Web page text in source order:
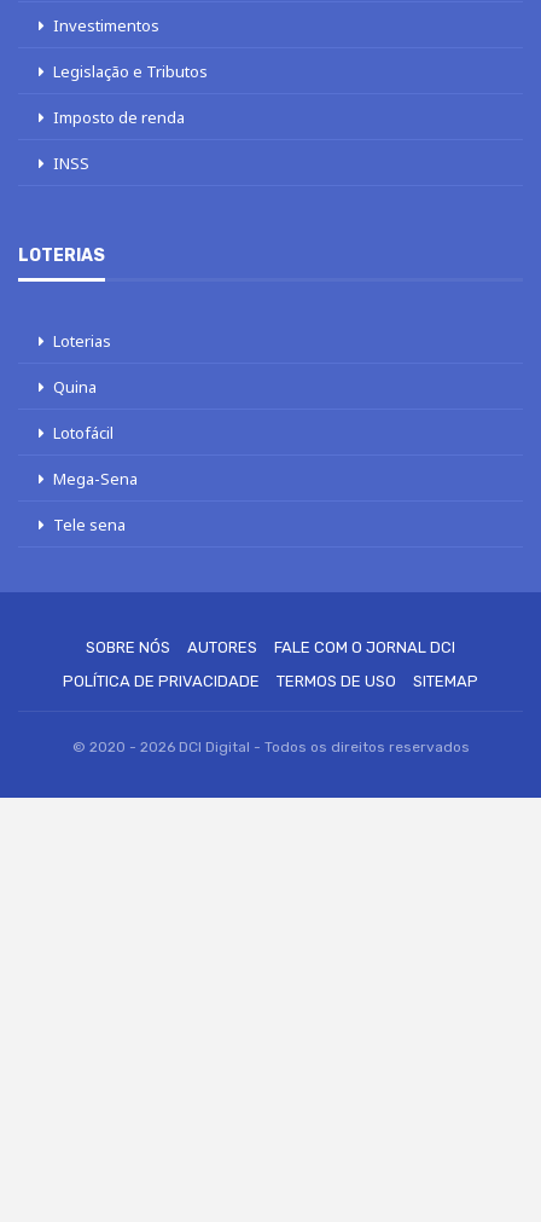
Investimentos
Legislação e Tributos
Imposto de renda
INSS
LOTERIAS
Loterias
Quina
Lotofácil
Mega-Sena
Tele sena
SOBRE NÓS AUTORES
FALE COM O JORNAL DCI
POLÍTICA DE PRIVACIDADE
TERMOS DE USO SITEMAP
© 2020 - 2026 DCI Digital - Todos os direitos reservados